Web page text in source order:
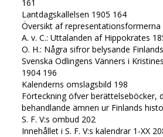
161
Lantdagskallelsen 1905 164
Översikt af representationsformerna
A. v. C.: Uttalanden af Hippokrates
O. H.: Några sifror belysande
Svenska Odlingens Vänners i
1904 196
Kalenderns omslagsbild 198
Förteckning öfver berättelseböcker,
behandlande ämnen ur Finlands
S. F. V:s ombud 202
Innehållet i S. F. V:s kalendrar 1-XX